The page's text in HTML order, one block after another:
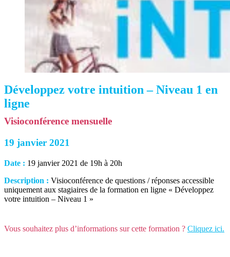
Développez votre intuition – Niveau 1 en
ligne
Visioconférence mensuelle
19 janvier 2021
Date : 19 janvier 2021 de 19h à 20h
Description : Visioconférence de questions / réponses accessible
uniquement aux stagiaires de la formation en ligne « Développez
votre intuition – Niveau 1 »
Vous souhaitez plus d’informations sur cette formation ? Cliquez ici.